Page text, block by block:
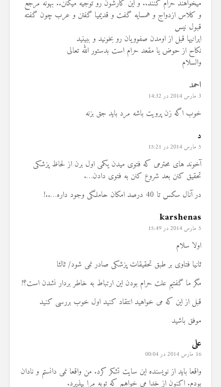
میخواهند حرام کنند.. و این کارشون رو توجیه میکنن.. بهونه مرجع
و کلاس ازدواج و همسایه گفت و قدیمیا گفتن و عرب چون گفته
قبول نیس
ایرانیها قبل از اومدن صفوویان رو بخونید و ببینید
نکاح از حوض یا مقعد حرام است بدستور الله تعالی
والسلام
احمد
3 مارس 2014 در 14:32
خوب اگه زن پرویت باشه مرد باید جق بزنه
د
5 مارس 2014 در 15:21
آخوند های محترمی که فتوی میدن یکمی اول برن از لحاظ پزشکی
تحقیق کنن بعد شروع کنن به فتوی دادن….
در آنال سکس تا 40 درصد امکان حاملگی وجود داره…..!
karshenas
5 مارس 2014 در 15:49
اولا سلام
ثانیا فتاوی بر طبق تحقیقات پزشکی صادر نمی شود/ ثالثا
مگر ما گفتیم علت حرام بودن این ارتباط به خاطر بردار نشدن است؟!
قبل از این که می خواهید انتقاد کنید اول خوب بررسی کنید
موفق باشید
علی
16 مارس 2014 در 00:04
واقعا باید از نویسنده این سایت تشکر کرد. من واقعا نمی دانستم و نادان
بودم. اکنون از خدا می خواهم که توبه مرا بپذیرد.